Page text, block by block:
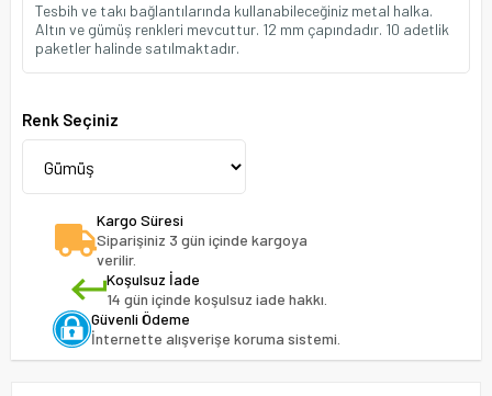
Tesbih ve takı bağlantılarında kullanabileceğiniz metal halka.
Altın ve gümüş renkleri mevcuttur. 12 mm çapındadır. 10 adetlik
paketler halinde satılmaktadır.
Renk Seçiniz
Kargo Süresi
Siparişiniz 3 gün içinde kargoya
verilir.
Koşulsuz İade
14 gün içinde koşulsuz iade hakkı.
Güvenli Ödeme
İnternette alışverişe koruma sistemi.